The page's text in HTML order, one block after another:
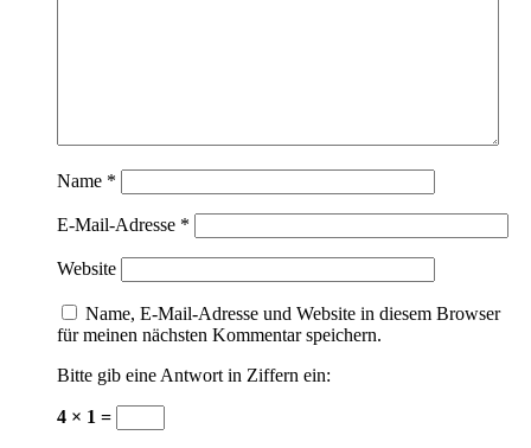
Name *
E-Mail-Adresse *
Website
Name, E-Mail-Adresse und Website in diesem Browser
für meinen nächsten Kommentar speichern.
Bitte gib eine Antwort in Ziffern ein:
4 × 1 =